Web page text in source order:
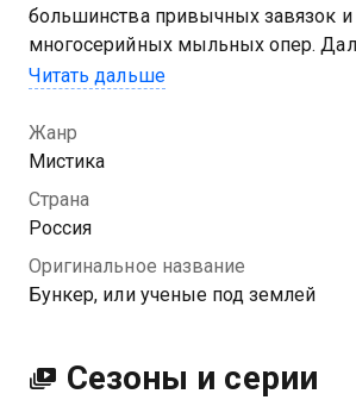
большинства привычных завязок и
многосерийных мыльных опер.
тривиальная история ученых,
интриг, чувств и соперничества, не
героев здорово юмора.
Посмотреть онлайн 1 сезон сериала
бесплатно в хорошем HD качестве
Читать дальше
Жанр
Мистика
Страна
Россия
Оригинальное название
Бункер, или ученые под землей
Сезоны и серии